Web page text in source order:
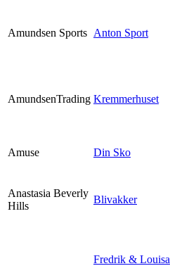
Amundsen Sports Anton Sport
AmundsenTrading Kremmerhuset
Amuse Din Sko
Anastasia Beverly
Hills
Blivakker
Fredrik & Louisa